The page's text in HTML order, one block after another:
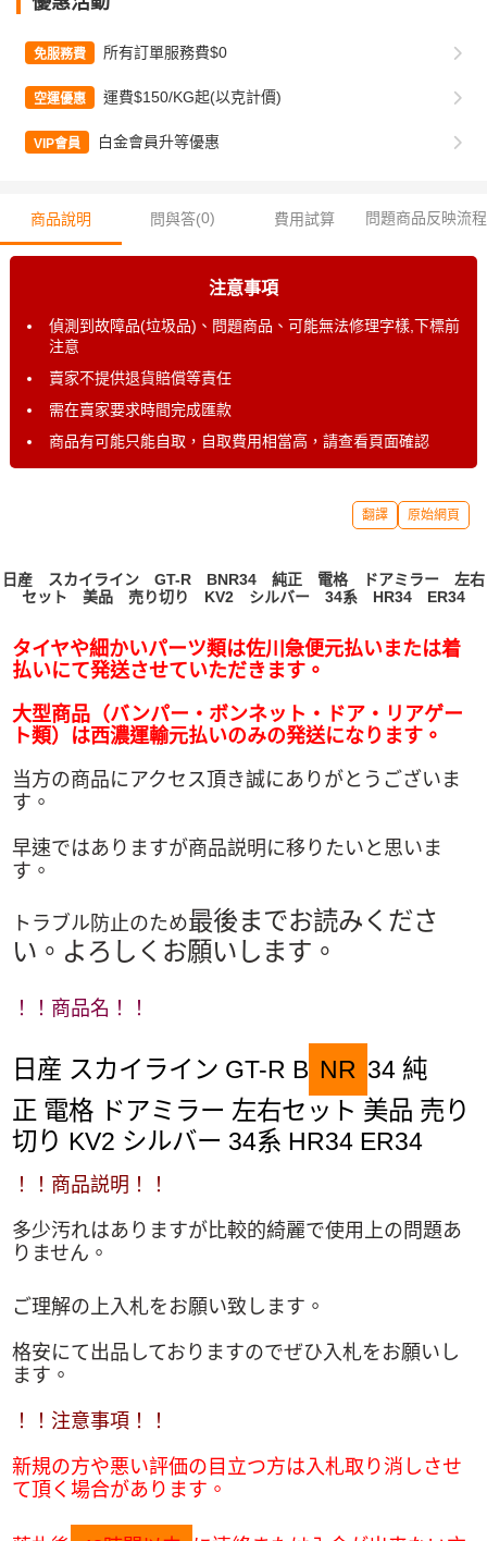
免服務費 所有訂單服務費$0
空運優惠 運費$150/KG起(以克計價)
VIP會員 白金會員升等優惠
商品說明 問與答(0) 費用試算 問題商品反映流程
注意事項
偵測到故障品(垃圾品)、問題商品、可能無法修理字樣,下標前
注意
賣家不提供退貨賠償等責任
需在賣家要求時間完成匯款
商品有可能只能自取，自取費用相當高，請查看頁面確認
翻譯 原始網頁
日産 スカイライン GT-R BNR34 純正 電格 ドアミラー 左右
セット 美品 売り切り KV2 シルバー 34系 HR34 ER34
タイヤや細かいパーツ類は佐川急便元払いまたは着
払いにて発送させていただきます。
大型商品（バンパー・ボンネット・ドア・リアゲー
ト類）は西濃運輸元払いのみの発送になります。
当方の商品にアクセス頂き誠にありがとうございま
す。
早速ではありますが商品説明に移りたいと思いま
す。
トラブル防止のため最後までお読みくださ
い。よろしくお願いします。
！！商品名！！
日産 スカイライン GT-R B NR 34 純
正 電格 ドアミラー 左右セット 美品 売り
切り KV2 シルバー 34系 HR34 ER34
！！商品説明！！
多少汚れはありますが比較的綺麗で使用上の問題あ
りません。
ご理解の上入札をお願い致します。
格安にて出品しておりますのでぜひ入札をお願いし
ます。
！！注意事項！！
新規の方や悪い評価の目立つ方は入札取り消しさせ
て頂く場合があります。